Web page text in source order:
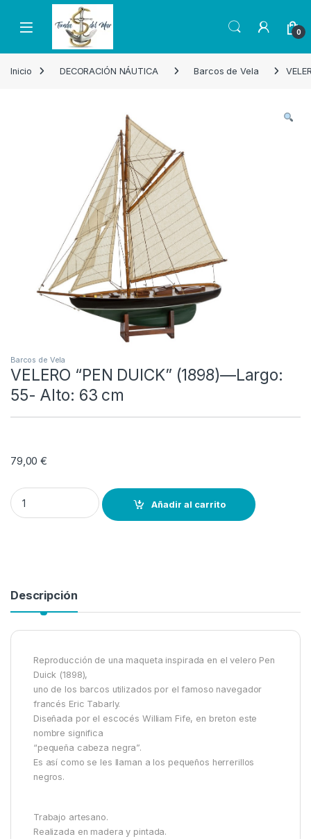
Skip to navigation
Skip to content
Open 0
Inicio DECORACIÓN NÁUTICA Barcos de Vela
Barcos de Vela
VELERO “PEN DUICK” (1898)—Largo:
55- Alto: 63 cm
79,00€
VELERO “PEN DUICK” (1898)—Largo: 55- Alto: 63 cm quantity
Añadir al carrito
Descripción
Reproducción de una maqueta inspirada en el velero Pen
Duick (1898),
uno de los barcos utilizados por el famoso navegador
francés Eric Tabarly.
Diseñada por el escocés William Fife, en breton este
nombre significa
“pequeña cabeza negra”.
Es así como se les llaman a los pequeños herrerillos
negros.
Trabajo artesano.
Realizada en madera y pintada.